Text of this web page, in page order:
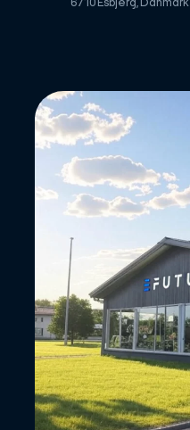
6710 Esbjerg, Danmark